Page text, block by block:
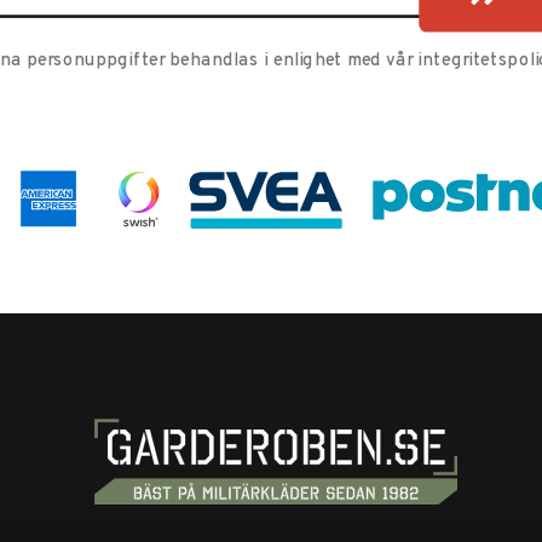
personuppgifter behandlas i enlighet med vår